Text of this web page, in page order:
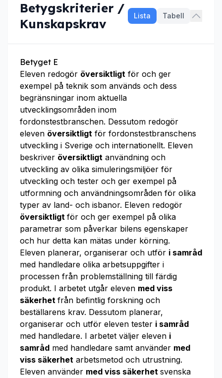
Betygskriterier /
Kunskapskrav
Lista Tabell
Betyget E
Eleven redogör översiktligt för och ger
exempel på teknik som används och dess
begränsningar inom aktuella
utvecklingsområden inom
fordonstestbranschen. Dessutom redogör
eleven översiktligt för fordonstestbranschens
utveckling i Sverige och internationellt. Eleven
beskriver översiktligt användning och
utveckling av olika simuleringsmiljöer för
utveckling och tester och ger exempel på
utformning och användningsområden för olika
typer av land- och isbanor. Eleven redogör
översiktligt för och ger exempel på olika
parametrar som påverkar bilens egenskaper
och hur detta kan mätas under körning.
Eleven planerar, organiserar och utför i samråd
med handledare olika arbetsuppgifter i
processen från problemställning till färdig
produkt. I arbetet utgår eleven med viss
säkerhet från befintlig forskning och
beställarens krav. Dessutom planerar,
organiserar och utför eleven tester i samråd
med handledare. I arbetet väljer eleven i
samråd med handledare samt använder med
viss säkerhet arbetsmetod och utrustning.
Eleven använder med viss säkerhet svenska